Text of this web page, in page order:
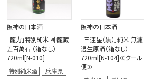
阪神の日本酒
「龍力」特別純米 神龍蔵
五百萬石 （箱なし）
720ml[N-010]
阪神の日本酒
「三連星（黒）」純米 無濾
過生原酒（箱なし）
720ml[N-104]≪クール
便≫